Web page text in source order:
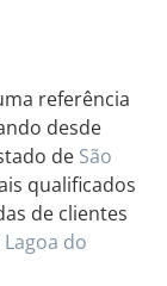
referência
desde
de São
qualificados
de clientes
Lagoa do